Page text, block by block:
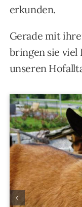
erkunden.
Gerade mit
bringen sie viel
unseren